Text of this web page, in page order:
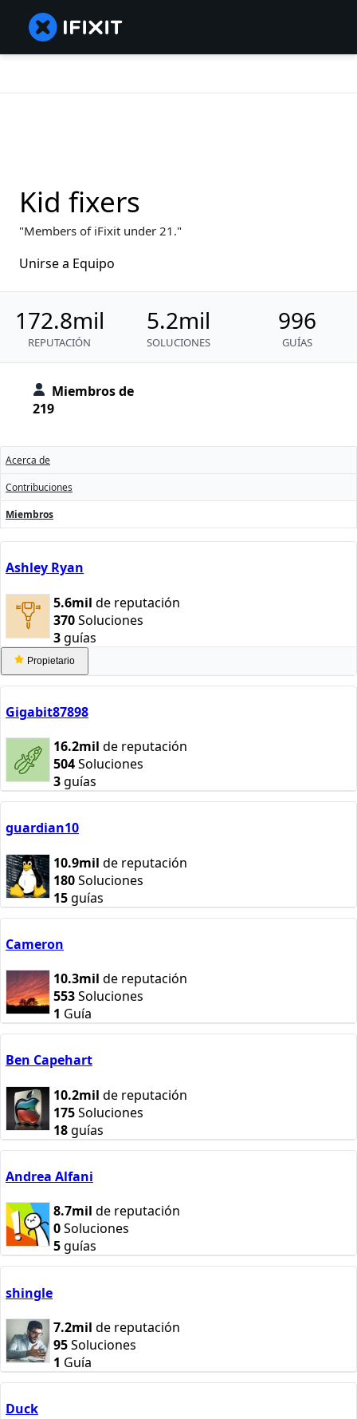
Miembros de
219
Kid fixers
Members of iFixit under 21.
Unirse a Equipo
172.8mil
REPUTACIÓN
5.2mil
SOLUCIONES
996
GUÍAS
Acerca de
Contribuciones
Miembros
Ashley Ryan
5.6mil de reputación
370Soluciones
3guías
Propietario
Gigabit87898
16.2mil de reputación
504Soluciones
3guías
guardian10
10.9mil de reputación
180Soluciones
15guías
Cameron
10.3mil de reputación
553Soluciones
1 Guía
Ben Capehart
10.2mil de reputación
175Soluciones
18guías
Andrea Alfani
8.7mil de reputación
0Soluciones
5guías
shingle
7.2mil de reputación
95Soluciones
1 Guía
Duck